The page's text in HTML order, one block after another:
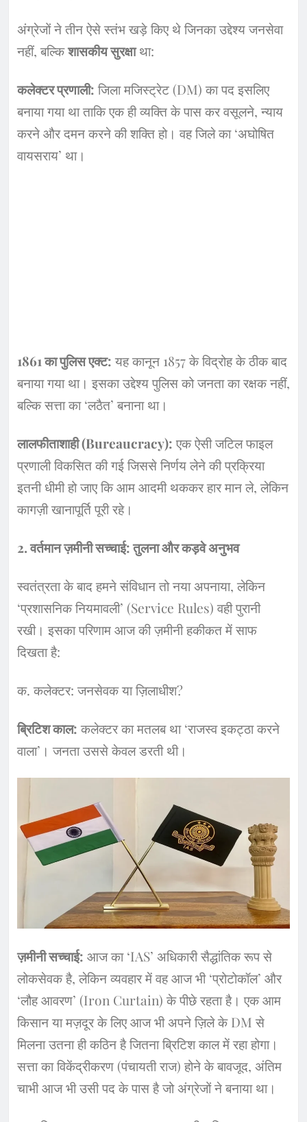
​अंग्रेजों ने तीन ऐसे स्तंभ खड़े किए थे जिनका उद्देश्य जनसेवा
नहीं, बल्किशासकीय सुरक्षाथा:
कलेक्टर प्रणाली: जिला मजिस्ट्रेट (DM) का पद इसलिए
बनाया गया था ताकि एक ही व्यक्ति के पास कर वसूलने, न्याय
करने और दमन करने की शक्ति हो। वह जिले का ‘अघोषित
वायसराय’ था।
1861 का पुलिस एक्ट: यह कानून 1857 के विद्रोह के ठीक बाद
बनाया गया था। इसका उद्देश्य पुलिस को जनता का रक्षक नहीं,
बल्कि सत्ता का ‘लठैत’ बनाना था।
लालफीताशाही (Bureaucracy): एक ऐसी जटिल फाइल
प्रणाली विकसित की गई जिससे निर्णय लेने की प्रक्रिया
इतनी धीमी हो जाए कि आम आदमी थककर हार मान ले, लेकिन
कागज़ी खानापूर्ति पूरी रहे।
​2. वर्तमान ज़मीनी सच्चाई: तुलना और कड़वे अनुभव
​स्वतंत्रता के बाद हमने संविधान तो नया अपनाया, लेकिन
‘प्रशासनिक नियमावली’ (Service Rules) वही पुरानी
रखी। इसका परिणाम आज की ज़मीनी हकीकत में साफ
दिखता है:
​क. कलेक्टर: जनसेवक या ज़िलाधीश?
ब्रिटिश काल: कलेक्टर का मतलब था ‘राजस्व इकट्ठा करने
वाला’। जनता उससे केवल डरती थी।
ज़मीनी सच्चाई: आज का ‘IAS’ अधिकारी सैद्धांतिक रूप से
लोकसेवक है, लेकिन व्यवहार में वह आज भी ‘प्रोटोकॉल’ और
‘लौह आवरण’ (Iron Curtain) के पीछे रहता है। एक आम
किसान या मज़दूर के लिए आज भी अपने ज़िले के DM से
मिलना उतना ही कठिन है जितना ब्रिटिश काल में रहा होगा।
सत्ता का विकेंद्रीकरण (पंचायती राज) होने के बावजूद, अंतिम
चाभी आज भी उसी पद के पास है जो अंग्रेजों ने बनाया था।